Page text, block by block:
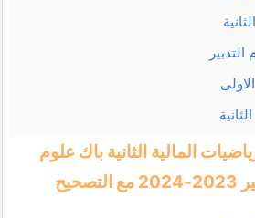
المالية الثانية باك علوم